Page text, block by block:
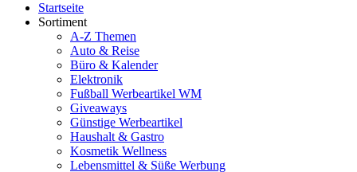
Startseite
Sortiment
A-Z Themen
Auto & Reise
Büro & Kalender
Elektronik
Fußball Werbeartikel WM
Giveaways
Günstige Werbeartikel
Haushalt & Gastro
Kosmetik Wellness
Lebensmittel & Süße Werbung